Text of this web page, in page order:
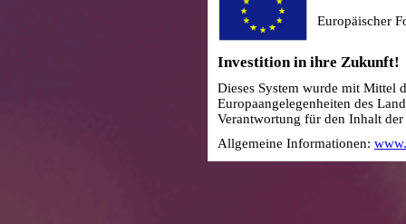
Europäischer
Investition in ihre Zukunft!
Dieses System wurde mit Mittel
Europaangelegenheiten des
Verantwortung für den Inhalt
Allgemeine Informationen: